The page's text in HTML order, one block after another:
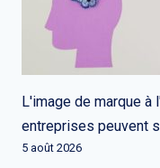
L'image de marque
entreprises peuvent
5 août 2026